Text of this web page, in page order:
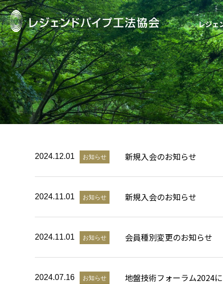
レジェ
レジェンドパイ
2024.12.01 お知らせ 新規入会のお知らせ
2024.11.01 お知らせ 新規入会のお知らせ
2024.11.01 お知らせ 会員種別変更のお知らせ
2024.07.16 お知らせ 地盤技術フォーラム2024